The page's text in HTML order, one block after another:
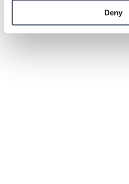
Weitere Informationen:
Deny